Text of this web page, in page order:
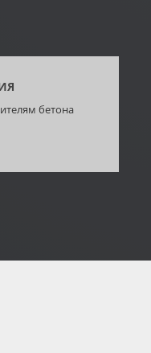
бетона